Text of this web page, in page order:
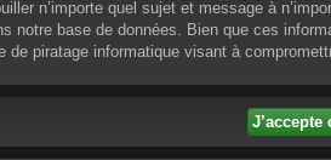
n’importe quel sujet et message à
notre base de données. Bien que ces
piratage informatique visant à